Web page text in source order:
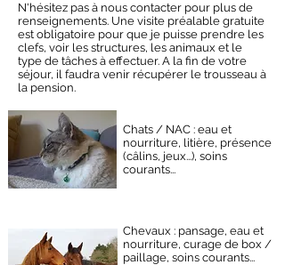
N'hésitez pas à nous contacter pour plus de
renseignements. Une visite préalable gratuite
est obligatoire pour que je puisse prendre les
clefs, voir les structures, les animaux et le
type de tâches à effectuer. A la fin de votre
séjour, il faudra venir récupérer le trousseau à
la pension.
Chats / NAC : eau et
nourriture, litière, présence
(câlins, jeux...), soins
courants...
Chevaux : pansage, eau et
nourriture, curage de box /
paillage, soins courants...